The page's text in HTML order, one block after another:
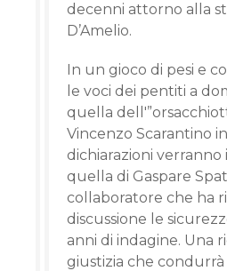
decenni attorno alla
D’Amelio.
In un gioco di pesi e
le voci dei pentiti a
quella
Vincenzo Scarantino
dichiarazioni verranno
quella di Gaspare
collaboratore che ha
discussione le
anni di indagine. Una
giustizia che